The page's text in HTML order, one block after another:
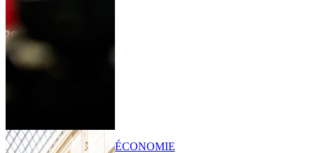
ÉCONOMIE